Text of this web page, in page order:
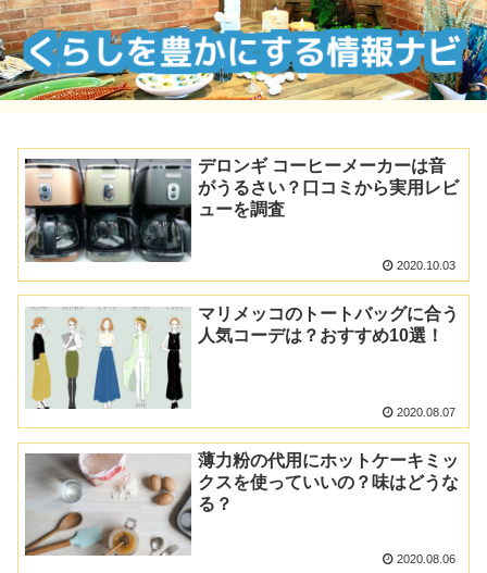
デロンギ コーヒーメーカーは音
がうるさい？口コミから実用レビ
ューを調査
2020.10.03
マリメッコのトートバッグに合う
人気コーデは？おすすめ10選！
2020.08.07
薄力粉の代用にホットケーキミッ
クスを使っていいの？味はどうな
る？
2020.08.06